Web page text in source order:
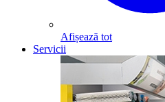
Afișează tot
Servicii